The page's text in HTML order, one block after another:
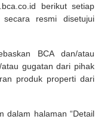
berikut setiap
resmi disetujui
BCA dan/atau
gugatan dari pihak
produk properti dari
dalam halaman “Detail